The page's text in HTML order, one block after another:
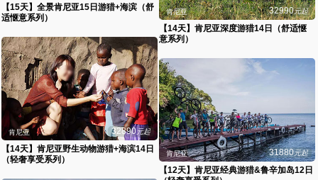
【15天】全景肯尼亚15日游猎+海滨（舒
适惬意系列）
32990元起
肯尼亚
【14天】肯尼亚深度游猎14日（舒适惬
意系列）
32890元起
肯尼亚
【14天】肯尼亚野生动物游猎+海滨14日
（轻奢享受系列）
31880元起
肯尼亚
【12天】肯尼亚经典游猎&鲁辛加岛12日